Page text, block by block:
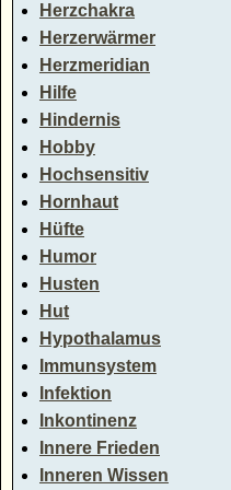
Herzchakra
Herzerwärmer
Herzmeridian
Hilfe
Hindernis
Hobby
Hochsensitiv
Hornhaut
Hüfte
Humor
Husten
Hut
Hypothalamus
Immunsystem
Infektion
Inkontinenz
Innere Frieden
Inneren Wissen